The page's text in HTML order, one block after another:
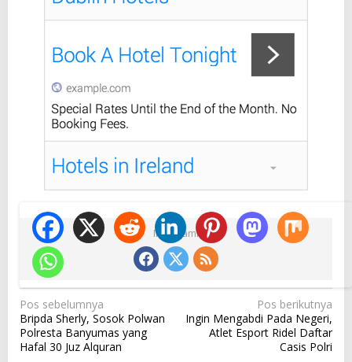
Ikuti Kami
N
a
v
Pos sebelumnya
Bripda Sherly, Sosok Polwan
Polresta Banyumas yang
Hafal 30 Juz Alquran
Pos berikutnya
Ingin Mengabdi Pada Negeri,
Atlet Esport Ridel Daftar
Casis Polri